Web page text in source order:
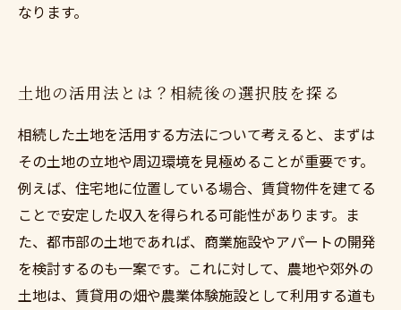
なります。
土地の活用法とは？相続後の選択肢を探る
相続した土地を活用する方法について考えると、まずは
その土地の立地や周辺環境を見極めることが重要です。
例えば、住宅地に位置している場合、賃貸物件を建てる
ことで安定した収入を得られる可能性があります。ま
た、都市部の土地であれば、商業施設やアパートの開発
を検討するのも一案です。これに対して、農地や郊外の
土地は、賃貸用の畑や農業体験施設として利用する道も